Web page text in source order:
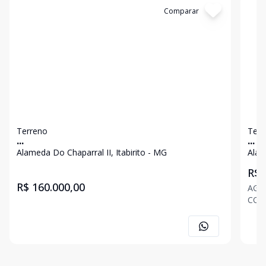
Comparar
Terreno
...
Alameda Do Chaparral II, Itabirito - MG
R$ 160.000,00
...
R$